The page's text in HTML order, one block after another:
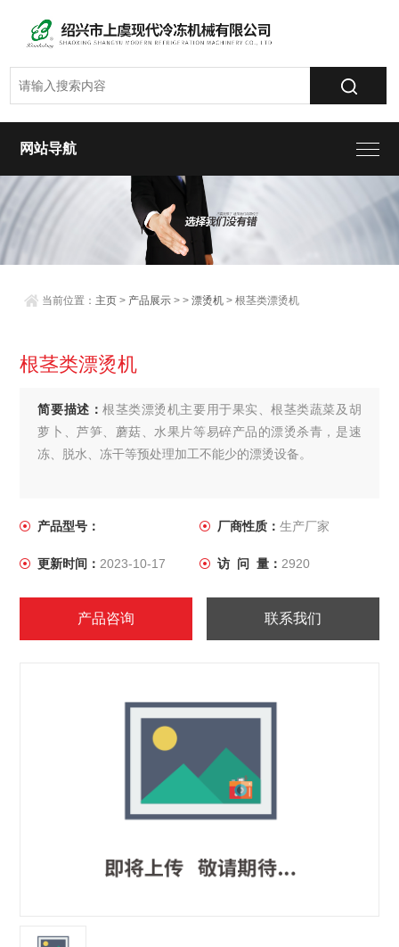
网站导航
当前位置： 主页 > 产品展示 > >漂烫机 > 根茎类漂烫机
根茎类漂烫机
简要描述：根茎类漂烫机主要用于果实、根茎类蔬菜及胡
萝卜、芦笋、蘑菇、水果片等易碎产品的漂烫杀青，是速
冻、脱水、冻干等预处理加工不能少的漂烫设备。
产品型号： 厂商性质： 生产厂家
更新时间： 2023-10-17 访 问 量： 2920
产品咨询 联系我们